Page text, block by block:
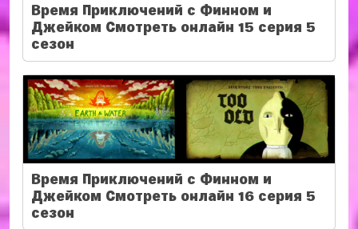
Время Приключений с Финном и
Джейком Смотреть онлайн 15 серия 5
сезон
Время Приключений с Финном и
Джейком Смотреть онлайн 16 серия 5
сезон